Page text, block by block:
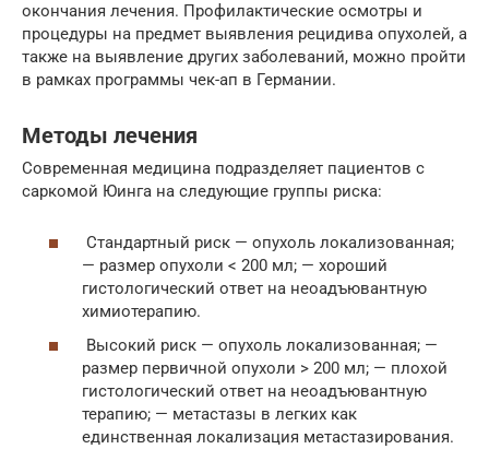
окончания лечения. Профилактические осмотры и
процедуры на предмет выявления рецидива опухолей, а
также на выявление других заболеваний, можно пройти
в рамках программы чек-ап в Германии.
Методы лечения
Современная медицина подразделяет пациентов с
саркомой Юинга на следующие группы риска:
Стандартный риск — опухоль локализованная;
— размер опухоли < 200 мл; — хороший
гистологический ответ на неоадъювантную
химиотерапию.
Высокий риск — опухоль локализованная; —
размер первичной опухоли > 200 мл; — плохой
гистологический ответ на неоадъювантную
терапию; — метастазы в легких как
единственная локализация метастазирования.